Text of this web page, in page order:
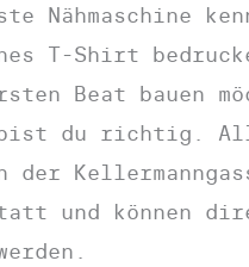
Nähmaschine
T-Shirt
Beat bauen
du richtig.
der
und können